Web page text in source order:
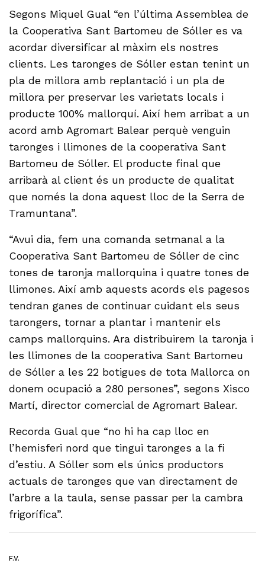
Segons Miquel Gual “en l’última Assemblea de
la Cooperativa Sant Bartomeu de Sóller es va
acordar diversificar al màxim els nostres
clients. Les taronges de Sóller estan tenint un
pla de millora amb replantació i un pla de
millora per preservar les varietats locals i
producte 100% mallorquí. Així hem arribat a un
acord amb Agromart Balear perquè venguin
taronges i llimones de la cooperativa Sant
Bartomeu de Sóller. El producte final que
arribarà al client és un producte de qualitat
que només la dona aquest lloc de la Serra de
Tramuntana”.
“Avui dia, fem una comanda setmanal a la
Cooperativa Sant Bartomeu de Sóller de cinc
tones de taronja mallorquina i quatre tones de
llimones. Així amb aquests acords els pagesos
tendran ganes de continuar cuidant els seus
tarongers, tornar a plantar i mantenir els
camps mallorquins. Ara distribuirem la taronja i
les llimones de la cooperativa Sant Bartomeu
de Sóller a les 22 botigues de tota Mallorca on
donem ocupació a 280 persones”, segons Xisco
Martí, director comercial de Agromart Balear.
Recorda Gual que “no hi ha cap lloc en
l’hemisferi nord que tingui taronges a la fi
d’estiu. A Sóller som els únics productors
actuals de taronges que van directament de
l’arbre a la taula, sense passar per la cambra
frigorífica”.
F.V.